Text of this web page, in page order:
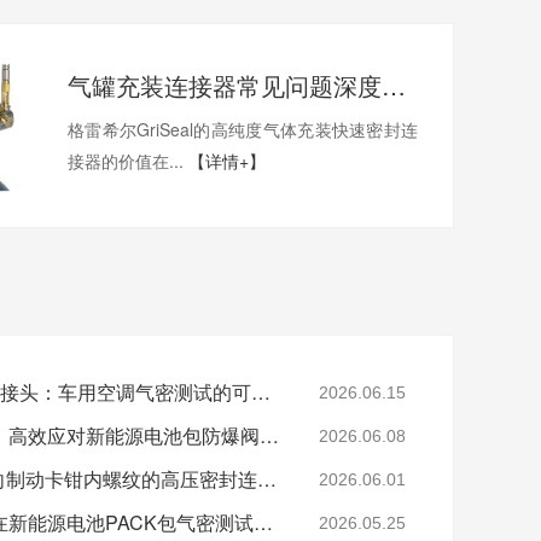
气罐充装连接器常见问题深度解析
格雷希尔GriSeal的高纯度气体充装快速密封连
接器的价值在...
【详情+】
格雷希尔G70P快速密封接头：车用空调气密测试的可靠选择 2026.06.15
格雷希尔快速密封接头：高效应对新能源电池包防爆阀测试难题 2026.06.08
格雷希尔G80系列：面向制动卡钳内螺纹的高压密封连接方案 2026.06.01
格雷希尔快速密封接头在新能源电池PACK包气密测试中的应用 2026.05.25